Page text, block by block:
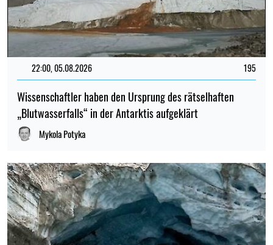
22:00, 05.08.2026 195
Wissenschaftler haben den Ursprung des rätselhaften
„Blutwasserfalls“ in der Antarktis aufgeklärt
Mykola Potyka